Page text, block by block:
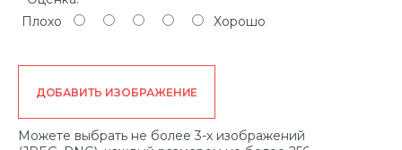
Плохо
Хорошо
ДОБАВИТЬ ИЗОБРАЖЕНИЕ
Можете выбрать не более 3-х изображений